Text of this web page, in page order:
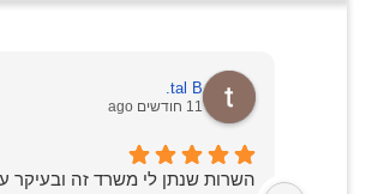
tal B.
11 חודשים ago
השרות שנתן לי משרד זה ובעיקר